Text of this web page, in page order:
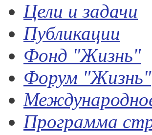
Цели и задачи
Публикации
Фонд "Жизнь"
Форум "Жизнь"
Программа